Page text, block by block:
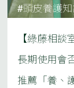
#頭皮養護
【綠藤相
長期使用會
推薦「養、